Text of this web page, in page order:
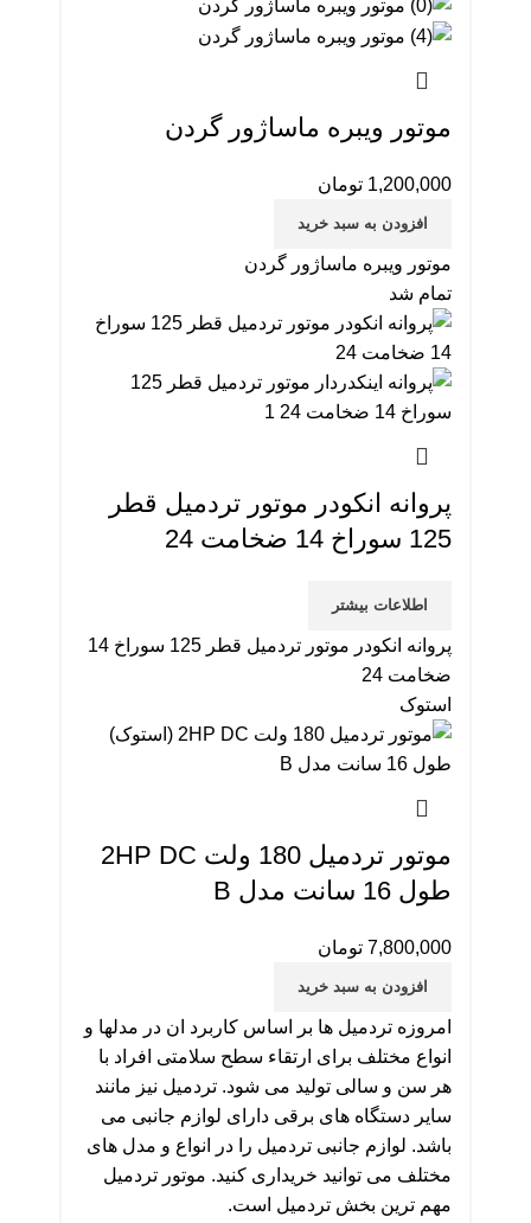
موتور ویبره ماساژور گردن
1,200,000 تومان
افزودن به سبد خرید
موتور ویبره ماساژور گردن
تمام شد
پروانه انکودر موتور تردمیل قطر
125 سوراخ 14 ضخامت 24
اطلاعات بیشتر
پروانه انکودر موتور تردمیل قطر 125 سوراخ 14
ضخامت 24
استوک
موتور تردمیل 180 ولت 2HP DC
طول 16 سانت مدل B
7,800,000 تومان
افزودن به سبد خرید
امروزه تردمیل ها بر اساس کاربرد ان در مدلها و
انواع مختلف برای ارتقاء سطح سلامتی افراد با
هر سن و سالی تولید می شود. تردمیل نیز مانند
سایر دستگاه های برقی دارای لوازم جانبی می
باشد. لوازم جانبی تردمیل را در انواع و مدل های
مختلف می توانید خریداری کنید. موتور تردمیل
مهم ترین بخش تردمیل است.